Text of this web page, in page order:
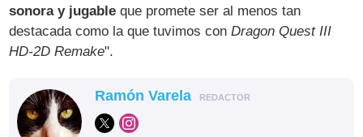
sonora y jugable que promete ser al menos tan
destacada como la que tuvimos conDragon Quest III
HD-2D Remake".
Ramón Varela REDACTOR